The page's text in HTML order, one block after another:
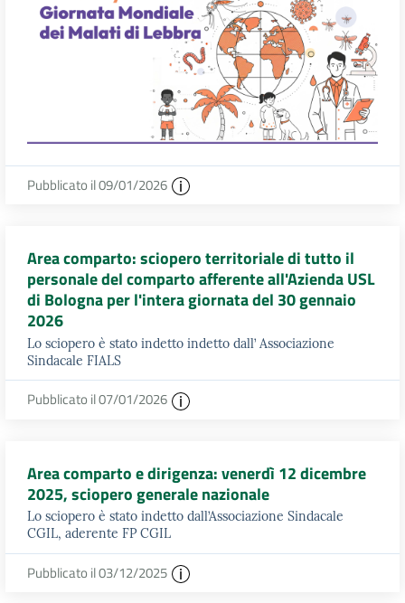
Pubblicato il 09/01/2026
Area comparto: sciopero territoriale di tutto il
personale del comparto afferente all'Azienda USL
di Bologna per l'intera giornata del 30 gennaio
2026
Lo sciopero è stato indetto indetto dall’ Associazione
Sindacale FIALS
Pubblicato il 07/01/2026
Area comparto e dirigenza: venerdì 12 dicembre
2025, sciopero generale nazionale
Lo sciopero è stato indetto dall’Associazione Sindacale
CGIL, aderente FP CGIL
Pubblicato il 03/12/2025